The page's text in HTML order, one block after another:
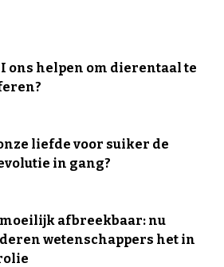
ons helpen om dierentaal te
liefde voor suiker de
in gang?
moeilijk afbreekbaar: nu
wetenschappers het in